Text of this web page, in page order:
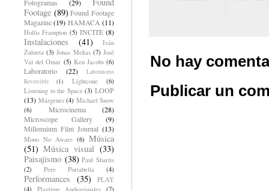
No hay
Publicar un
Fotogramas (29)
Footage (89) Found Footage
Magazine (19) HAMACA (11)
Hollis Frampton (5) INCITE (8)
Instalaciones (41)
Iván
Zulueta (3) Jonas Mekas (7) José
Val del Omar (5) Ken Jacobs (6)
Laboratorio (22)
Laboratorio
Reversible
(1) Lightcone
(6)
Listening to the Space (3) LOOP
(13) Márgenes (4) Michael Snow
(6)
Microcinema
(28)
Microscope Gallery
(9)
Millennium Film Journal (13)
Mono No Aware (6) Música
(51) Música visual (33)
Paisajismo (38) Paul Sharits
(2)
Pere Portabella (4)
Performances (35)
PLAY
(4)
Playtime Audiovisuales (7)